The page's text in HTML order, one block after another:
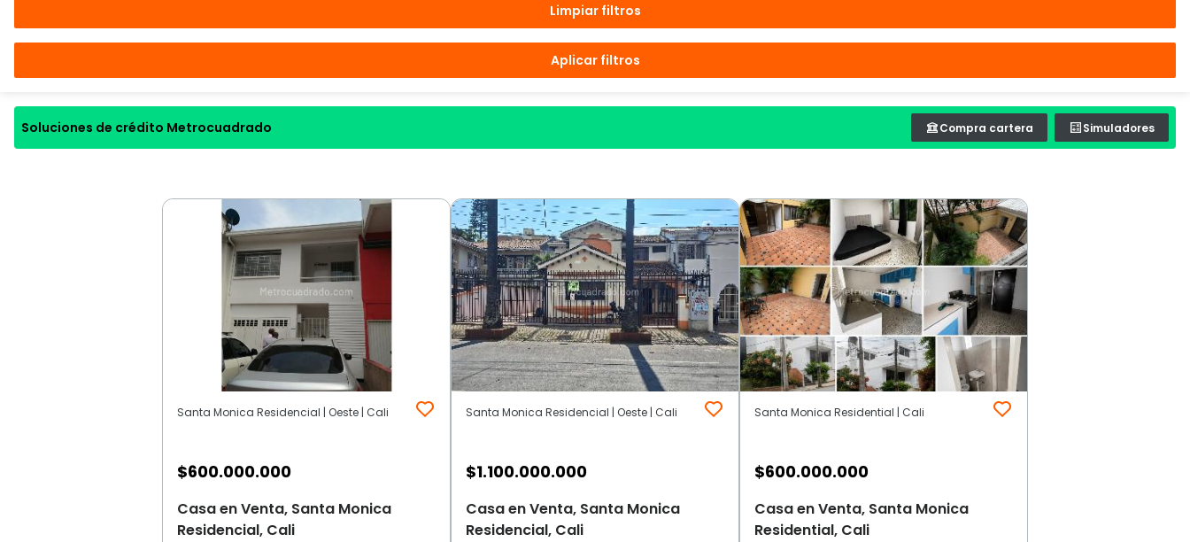
Limpiar filtros
Aplicar filtros
Soluciones de crédito Metrocuadrado Compra cartera Simuladores
Santa Monica Residencial | Oeste | Cali
$600.000.000
Casa en Venta, Santa Monica
Residencial, Cali
Santa Monica Residencial | Oeste | Cali
$1.100.000.000
Casa en Venta, Santa Monica
Residencial, Cali
Santa Monica Residential | Cali
$600.000.000
Casa en Venta, Santa Monica
Residential, Cali